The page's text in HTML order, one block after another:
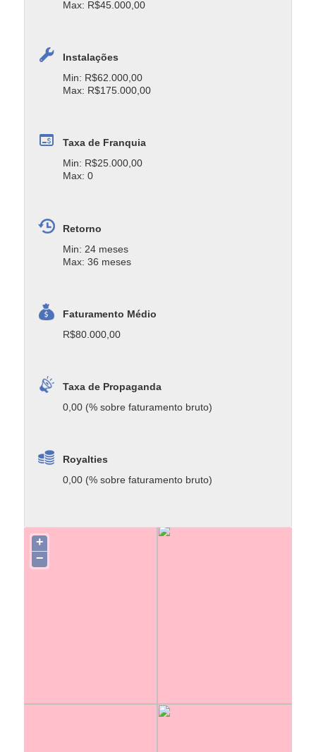
Max: R$45.000,00
Instalações
Min: R$62.000,00
Max: R$175.000,00
Taxa de Franquia
Min: R$25.000,00
Max: 0
Retorno
Min: 24 meses
Max: 36 meses
Faturamento Médio
R$80.000,00
Taxa de Propaganda
0,00 (% sobre faturamento bruto)
Royalties
0,00 (% sobre faturamento bruto)
+
−